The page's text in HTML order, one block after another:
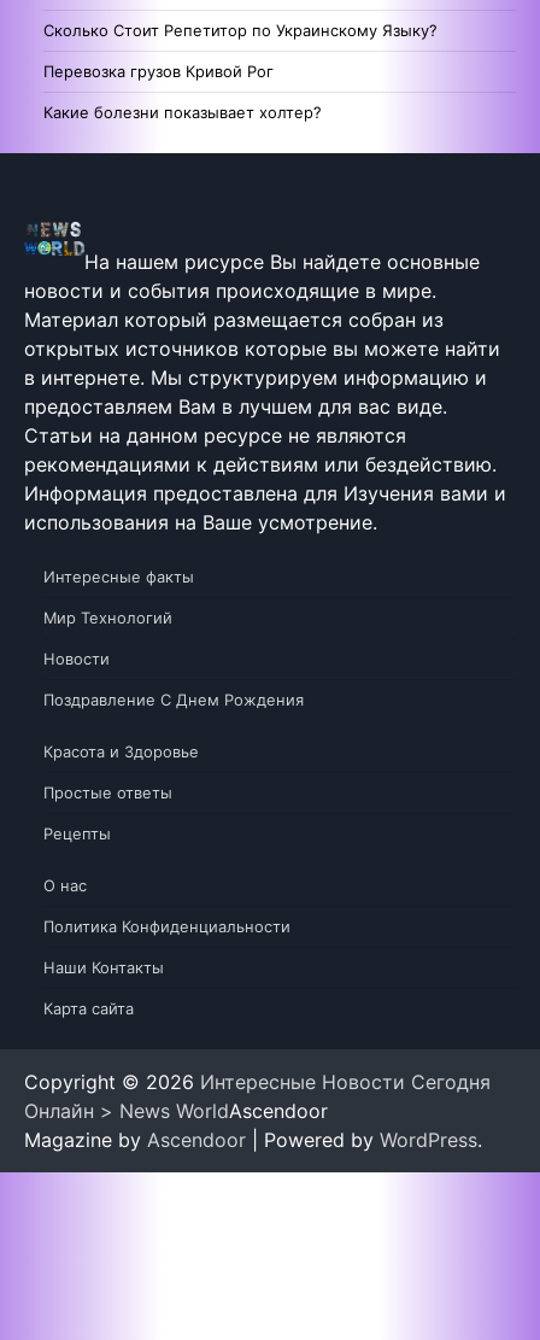
Сколько Стоит Репетитор по Украинскому Языку?
Перевозка грузов Кривой Рог
Какие болезни показывает холтер?
На нашем рисурсе Вы найдете основные
новости и события происходящие в мире.
Материал который размещается собран из
открытых источников которые вы можете найти
в интернете. Мы структурируем информацию и
предоставляем Вам в лучшем для вас виде.
Статьи на данном ресурсе не являются
рекомендациями к действиям или бездействию.
Информация предоставлена для Изучения вами и
использования на Ваше усмотрение.
Интересные факты
Мир Технологий
Новости
Поздравление С Днем Рождения
Красота и Здоровье
Простые ответы
Рецепты
О нас
Политика Конфиденциальности
Наши Контакты
Карта сайта
Copyright © 2026 Интересные Новости Сегодня
Онлайн > News WorldAscendoor
Magazine by Ascendoor | Powered by WordPress.